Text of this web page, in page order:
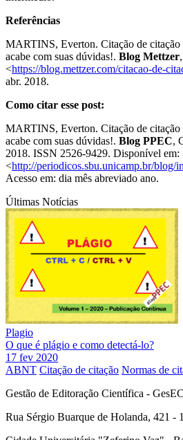
Referências
MARTINS, Everton. Citação de citação
acabe com suas dúvidas!. Blog Mettzer
<https://blog.mettzer.com/citacao-de-
abr. 2018.
Como citar esse post:
MARTINS, Everton. Citação de citação
acabe com suas dúvidas!. Blog PPEC,
2018. ISSN 2526-9429. Disponível em:
<http://periodicos.sbu.unicamp.br/blog/
Acesso em: dia mês abreviado ano.
Últimas Notícias
Plagio
O que é plágio e como detectá-lo?
17 fev 2020
ABNT Citação de citação Normas de
Gestão de Editoração Científica - GesEC
Rua Sérgio Buarque de Holanda, 421 -